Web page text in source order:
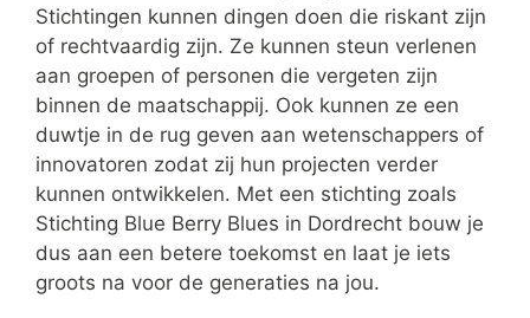
Stichtingen kunnen dingen doen die riskant zijn
of rechtvaardig zijn. Ze kunnen steun verlenen
aan groepen of personen die vergeten zijn
binnen de maatschappij. Ook kunnen ze een
duwtje in de rug geven aan wetenschappers of
innovatoren zodat zij hun projecten verder
kunnen ontwikkelen. Met een stichting zoals
Stichting Blue Berry Blues in Dordrecht bouw je
dus aan een betere toekomst en laat je iets
groots na voor de generaties na jou.